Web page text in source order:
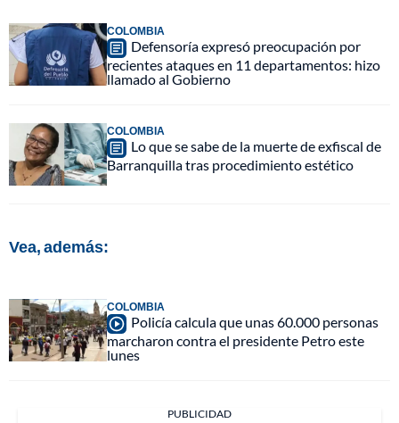
COLOMBIA
Defensoría expresó preocupación por
recientes ataques en 11 departamentos: hizo
llamado al Gobierno
COLOMBIA
Lo que se sabe de la muerte de exfiscal de
Barranquilla tras procedimiento estético
Vea, además:
COLOMBIA
Policía calcula que unas 60.000 personas
marcharon contra el presidente Petro este
lunes
PUBLICIDAD